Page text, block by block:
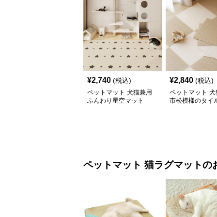
¥2,740 (税込)
ペットマット 犬猫兼用
ふんわり星空マット
¥2,840 (税込)
ペットマット 犬
市松模様のタイ
ペットマット 猫ラグマットの